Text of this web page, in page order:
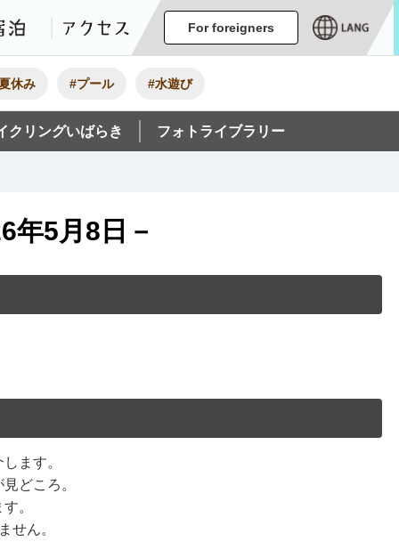
イベント
グルメ・みやげ宿泊 アクセス
For foreigners
休み #プール #水遊び
クリングいばらき フォトライブラリー
年5月8日－
ます。
どころ。
。
せん。